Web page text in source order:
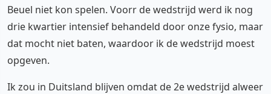
Beuel niet kon spelen. Voorr de wedstrijd werd ik nog
drie kwartier intensief behandeld door onze fysio, maar
dat mocht niet baten, waardoor ik de wedstrijd moest
opgeven.
Ik zou in Duitsland blijven omdat de 2e wedstrijd alweer